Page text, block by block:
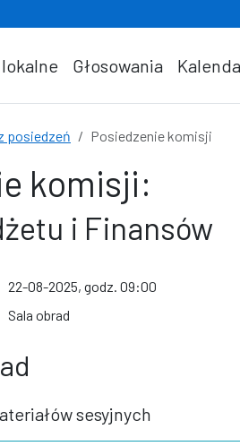
Głosowania
posiedzeń Posiedzenie komisji
komisji:
i Finansów
22-08-2025, godz. 09:00
Sala obrad
sesyjnych